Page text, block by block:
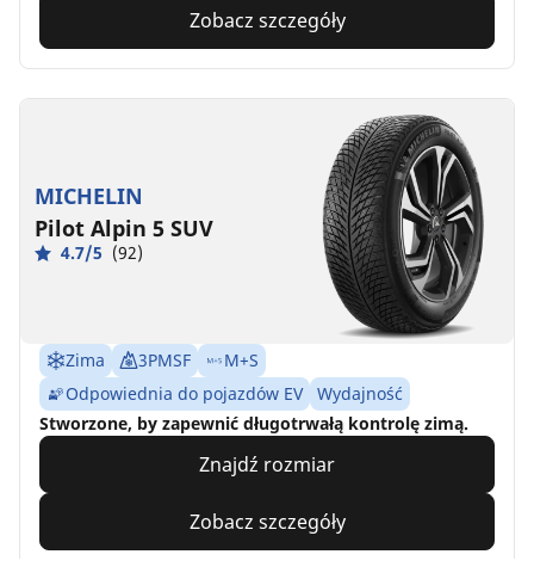
Zobacz szczegóły
MICHELIN
Pilot Alpin 5 SUV
4.7/5 (92)
Zima 3PMSF
M+S
Odpowiednia do pojazdów EV
Wydajność
Stworzone, by zapewnić długotrwałą kontrolę zimą.
Znajdź rozmiar
Zobacz szczegóły